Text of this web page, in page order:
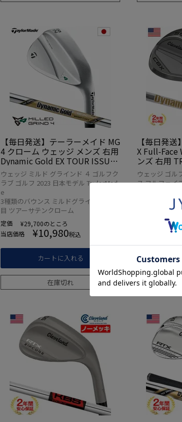
【毎日発送】テーラーメイド MG
4 クローム ウェッジ メンズ 右用
Dynamic Gold EX TOUR ISSUE
スチールシャフト 日本正規品 20
23年モデル
ウェッジ ミルド グラインド ４ ゴルフク
ラブ ゴルフ 2023 日本モデル TaylorMad
e
3種類のバウンス ミルドグラインド4代
目 ツアーサテンクローム
定価 ¥29,700のところ
当店価格
¥10,980税込
カートに入れる
在庫切れ
【毎日発
X Full-Face
ンズ 右用
MIC GOLD
ト USA直輸
ウェッジ ゴル
ス フルフェイ
¥
カ